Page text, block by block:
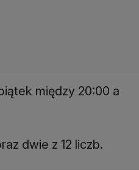
między 20:00 a
dwie z 12 liczb.